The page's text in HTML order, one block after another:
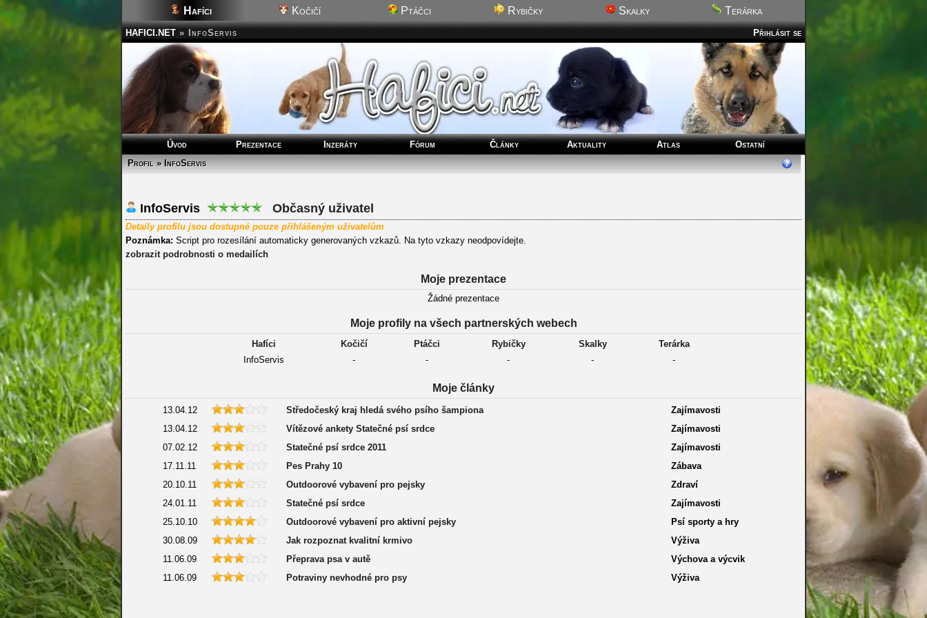
Hafíci Kočičí Ptáčci Rybičky Skalky Terárka
Přihlásit se
HAFICI.NET » InfoServis
Úvod Prezentace Inzeráty Fórum Články Aktuality Atlas
Ostatní
Profil » InfoServis
InfoServis Občasný uživatel
Detaily profilu jsou dostupné pouze přihlášeným uživatelům
Poznámka: Script pro rozesílání automaticky generovaných vzkazů. Na tyto vzkazy neodpovídejte.
zobrazit podrobnosti o medailích
Moje prezentace
Žádné prezentace
Moje profily na všech partnerských webech
Hafíci Kočičí Ptáčci Rybičky Skalky
Terárka
InfoServis
- - - - -
Moje články
13.04.12 Středočeský kraj hledá svého psího šampiona
Zajímavosti
13.04.12
Vítězové ankety Statečné psí srdce
Zajímavosti
07.02.12
Statečné psí srdce 2011
Zajímavosti
17.11.11
Pes Prahy 10
Zábava
20.10.11
Outdoorové vybavení pro pejsky
Zdraví
24.01.11
Statečné psí srdce
Zajímavosti
25.10.10
Outdoorové vybavení pro aktivní pejsky
Psí sporty a hry
30.08.09
Jak rozpoznat kvalitní krmivo
Výživa
11.06.09
Přeprava psa v autě
Výchova a výcvik
11.06.09
Potraviny nevhodné pro psy Výživa